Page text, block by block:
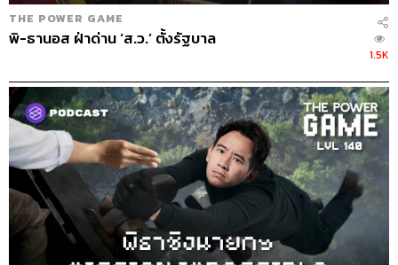
THE POWER GAME
พิ-ธานอส ฝ่าด่าน ‘ส.ว.’ ตั้งรัฐบาล
1.5K